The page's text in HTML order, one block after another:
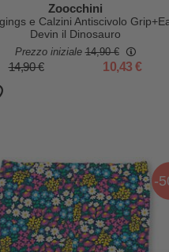
Zoocchini
e Calzini Antiscivolo
Devin il Dinosauro
Prezzo iniziale14,90 €
14,90 € 10,43 €
-